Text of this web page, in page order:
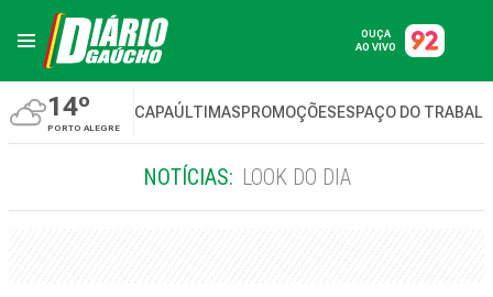
OUÇA
AO VIVO
14º
PORTO ALEGRE
CAPAÚLTIMASPROMOÇÕESESPAÇO DO
NOTÍCIAS: LOOK DO DIA